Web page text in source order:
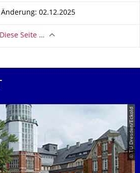
Änderung: 02.12.2025
Diese Seite …
© TU Dresden/Eckold